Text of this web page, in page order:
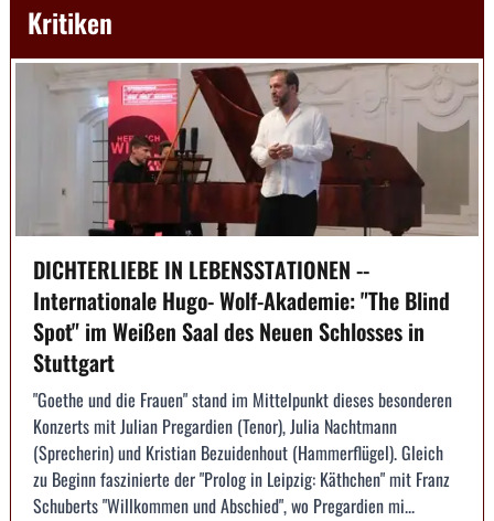
Kritiken
DICHTERLIEBE IN LEBENSSTATIONEN --
Internationale Hugo- Wolf-Akademie: "The Blind
Spot" im Weißen Saal des Neuen Schlosses in
Stuttgart
"Goethe und die Frauen" stand im Mittelpunkt dieses besonderen
Konzerts mit Julian Pregardien (Tenor), Julia Nachtmann
(Sprecherin) und Kristian Bezuidenhout (Hammerflügel). Gleich
zu Beginn faszinierte der "Prolog in Leipzig: Käthchen" mit Franz
Schuberts "Willkommen und Abschied", wo Pregardien mi...